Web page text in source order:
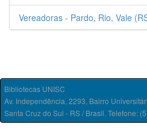
Vereadoras - Pardo, Rio, Vale
Bibliotecas UNISC
Av. Independência, 2293, Bairro
Santa Cruz do Sul - RS / Brasil. Telefone: